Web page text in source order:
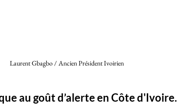
Laurent Gbagbo / Ancien Président Ivoirien
au goût d’alerte en Côte d'Ivoire.